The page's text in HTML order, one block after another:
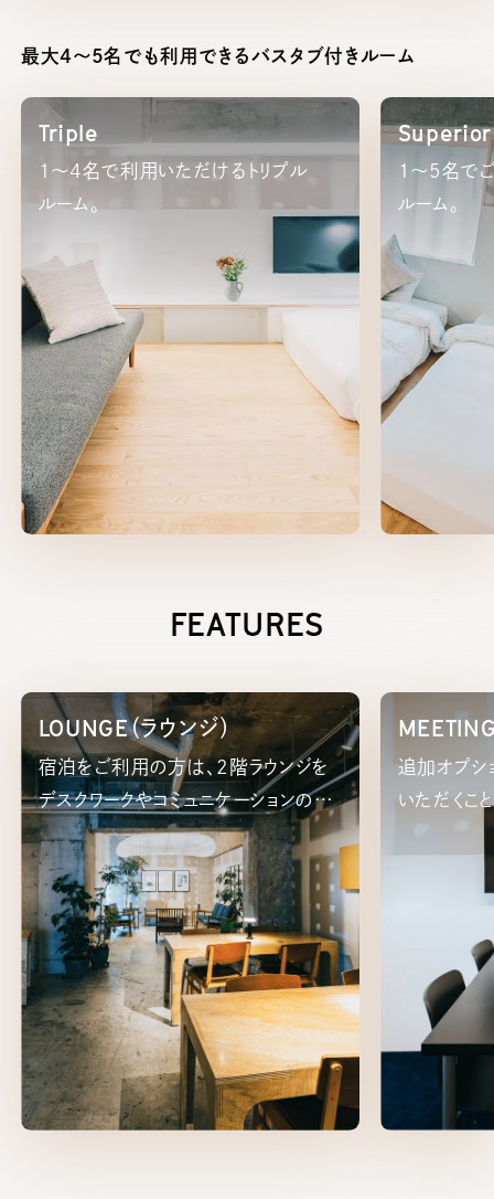
最大4～5名でも利用できるバスタブ付きルーム
Triple
1～4名で利用いただけるトリプル
ルーム。
1～5名で
ルーム。
FEATURES
LOUNGE（ラウンジ）
宿泊をご利用の方は、2階ラウンジを
デスクワークやコミュニケーションの場
としてご利用いただけます。
追加オプシ
いただくこ
でしょうか。